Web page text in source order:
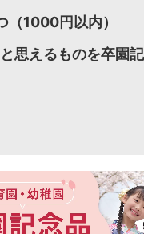
（1000円以内）
思えるものを卒園